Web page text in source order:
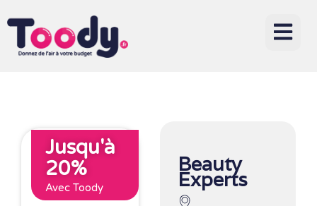
Jusqu'à
20%
Avec Toody
Beauty
Experts